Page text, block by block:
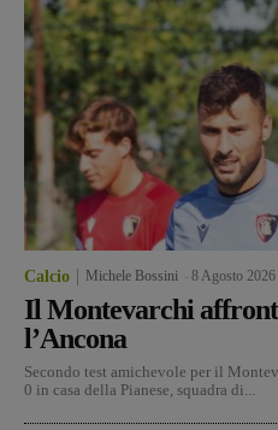
Calcio Michele Bossini 8 Agosto 2026
Il Montevarchi
l’Ancona
Secondo test amichevole per il
0 in casa della Pianese, squadra di...